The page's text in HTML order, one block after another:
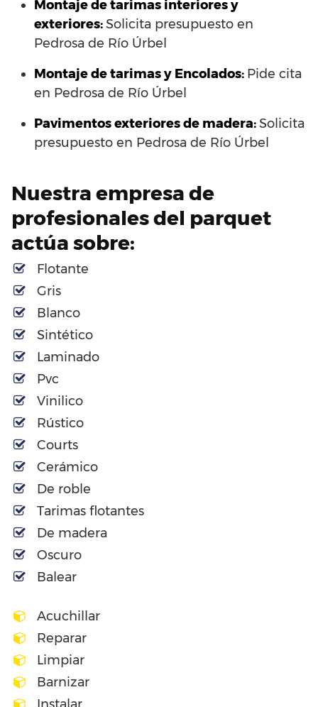
Montaje de tarimas interiores y
exteriores:Solicita presupuesto en
Pedrosa de Río Úrbel
Montaje de tarimas y Encolados: Pide cita
en Pedrosa de Río Úrbel
Pavimentos exteriores de madera:Solicita
presupuesto en Pedrosa de Río Úrbel
Nuestra empresa de
profesionales del parquet
actúa sobre:
Flotante
Gris
Blanco
Sintético
Laminado
Pvc
Vinilico
Rústico
Courts
Cerámico
De roble
Tarimas flotantes
De madera
Oscuro
Balear
Acuchillar
Reparar
Limpiar
Barnizar